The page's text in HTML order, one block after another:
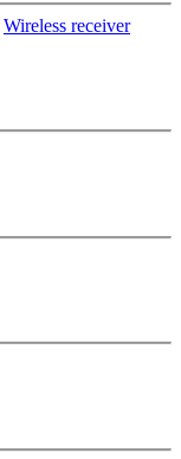
Wireless receiver